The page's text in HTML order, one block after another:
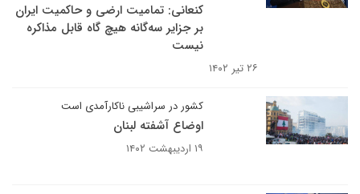
کنعانی: تمامیت ارضی و حاکمیت ایران
بر جزایر سه‌گانه هیچ گاه قابل مذاکره
نیست
۲۶ تیر ۱۴۰۲
کشور در سراشیبی ناکارآمدی است
اوضاع آشفته لبنان
۱۹ اردیبهشت ۱۴۰۲